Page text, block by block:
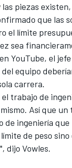
piezas
que las
el límite
sea
en YouTube, el
equipo
carrera.
trabajo de
Así que
de ingeniería
de peso
dijo Vowles.